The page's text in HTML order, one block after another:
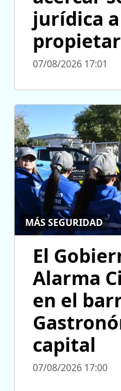
jurídica
07/08/2026 17:01
MÁS SEGURIDAD
El
Alarma
en el
capital
07/08/2026 17:00